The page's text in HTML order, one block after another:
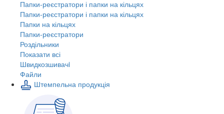
Папки-реєстратори і папки на кільцях
Папки-реєстратори і папки на кільцях
Папки на кільцях
Папки-реєстратори
Роздільники
Показати всі
Швидкозшивачi
Файли
Штемпельна продукція